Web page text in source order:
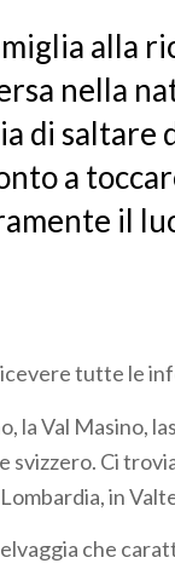
alla
nella
di saltare
a
il
tutte le
la Val Masino,
Ci
in
che